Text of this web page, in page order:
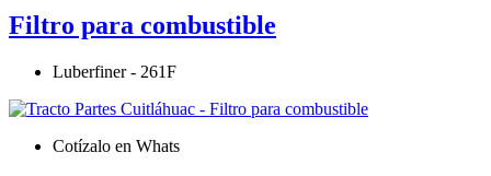
Filtro para combustible
Luberfiner - 261F
Cotízalo en Whats